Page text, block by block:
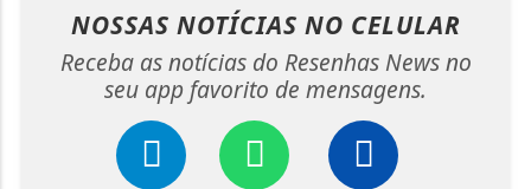
NOSSAS NOTÍCIAS NO CELULAR
Receba as notícias do Resenhas News no
seu app favorito de mensagens.